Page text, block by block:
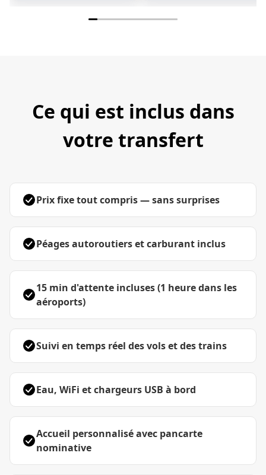
Ce qui est inclus dans
votre transfert
Prix fixe tout compris — sans surprises
Péages autoroutiers et carburant inclus
15 min d'attente incluses (1 heure dans les
aéroports)
Suivi en temps réel des vols et des trains
Eau, WiFi et chargeurs USB à bord
Accueil personnalisé avec pancarte
nominative